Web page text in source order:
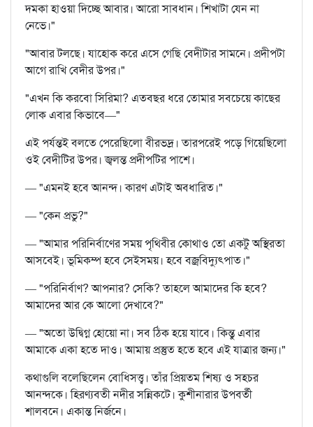
দমকা হাওয়া দিচ্ছে আবার। আরো সাবধান। শিখাটা যেন না
নেভে।"
"আবার টলছে। যাহোক করে এসে গেছি বেদীটার সামনে। প্রদীপটা
আগে রাখি বেদীর উপর।"
"এখন কি করবো সিরিমা? এতবছর ধরে তোমার সবচেয়ে কাছের
লোক এবার কিভাবে—"
এই পর্যন্তই বলতে পেরেছিলো বীরভদ্র। তারপরেই পড়ে গিয়েছিলো
ওই বেদীটির উপর। জ্বলন্ত প্রদীপটির পাশে।
— "এমনই হবে আনন্দ। কারণ এটাই অবধারিত।"
— "কেন প্রভু?"
— "আমার পরিনির্বাণের সময় পৃথিবীর কোথাও তো একটু অস্থিরতা
আসবেই। ভূমিকম্প হবে সেইসময়। হবে বজ্রবিদ্যুৎপাত।"
— "পরিনির্বাণ? আপনার? সেকি? তাহলে আমাদের কি হবে?
আমাদের আর কে আলো দেখাবে?"
— "অতো উদ্বিগ্ন হোয়ো না। সব ঠিক হয়ে যাবে। কিন্তু এবার
আমাকে একা হতে দাও। আমায় প্রস্তুত হতে হবে এই যাত্রার জন্য।"
কথাগুলি বলেছিলেন বোধিসত্ত্ব। তাঁর প্রিয়তম শিষ্য ও সহচর
আনন্দকে। হিরণ্যবতী নদীর সন্নিকটে। কুশীনারার উপবর্তী
শালবনে। একান্ত নির্জনে।